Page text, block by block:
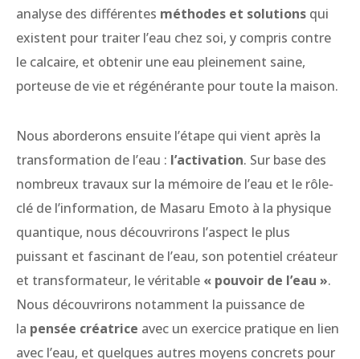
analyse des différentes méthodes et solutions qui
existent pour traiter l’eau chez soi, y compris contre
le calcaire, et obtenir une eau pleinement saine,
porteuse de vie et régénérante pour toute la maison.
Nous aborderons ensuite l’étape qui vient après la
transformation de l’eau : l’activation. Sur base des
nombreux travaux sur la mémoire de l’eau et le rôle-
clé de l’information, de Masaru Emoto à la physique
quantique, nous découvrirons l’aspect le plus
puissant et fascinant de l’eau, son potentiel créateur
et transformateur, le véritable « pouvoir de l’eau ».
Nous découvrirons notamment la puissance de
la pensée créatrice avec un exercice pratique en lien
avec l’eau, et quelques autres moyens concrets pour